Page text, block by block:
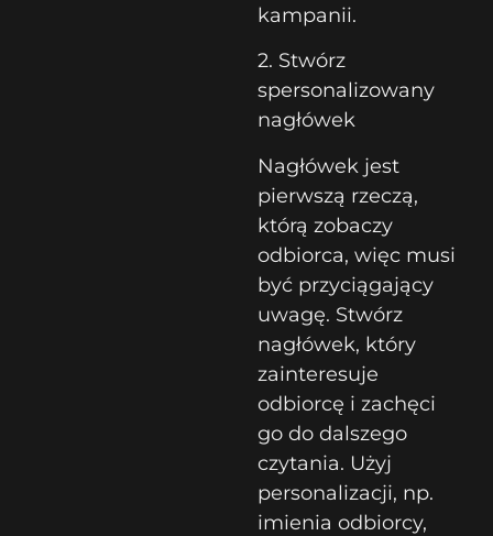
kampanii.
2. Stwórz
spersonalizowany
nagłówek
Nagłówek jest
pierwszą rzeczą,
którą zobaczy
odbiorca, więc musi
być przyciągający
uwagę. Stwórz
nagłówek, który
zainteresuje
odbiorcę i zachęci
go do dalszego
czytania. Użyj
personalizacji, np.
imienia odbiorcy,